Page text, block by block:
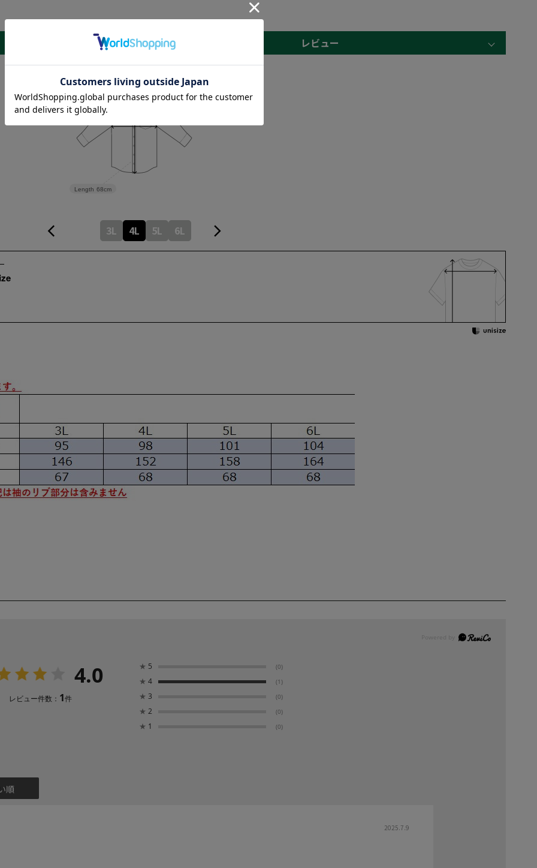
レビュー
Length 68cm
Width 76cm
3L 4L 5L 6L
4.0
レビュー件数： 1件
★ 5 (0)
★ 4 (1)
★ 3 (0)
★ 2 (0)
★ 1 (0)
順
2025.7.9